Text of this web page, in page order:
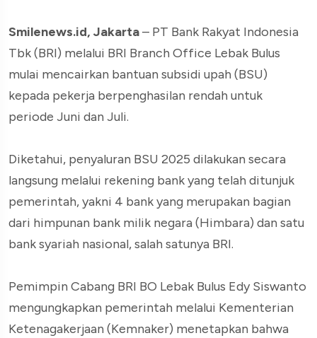
Smilenews.id, Jakarta– PT Bank Rakyat Indonesia
Tbk (BRI) melalui BRI Branch Office Lebak Bulus
mulai mencairkan bantuan subsidi upah (BSU)
kepada pekerja berpenghasilan rendah untuk
periode Juni dan Juli.
Diketahui, penyaluran BSU 2025 dilakukan secara
langsung melalui rekening bank yang telah ditunjuk
pemerintah, yakni 4 bank yang merupakan bagian
dari himpunan bank milik negara (Himbara) dan satu
bank syariah nasional, salah satunya BRI.
Pemimpin Cabang BRI BO Lebak Bulus Edy Siswanto
mengungkapkan pemerintah melalui Kementerian
Ketenagakerjaan (Kemnaker) menetapkan bahwa